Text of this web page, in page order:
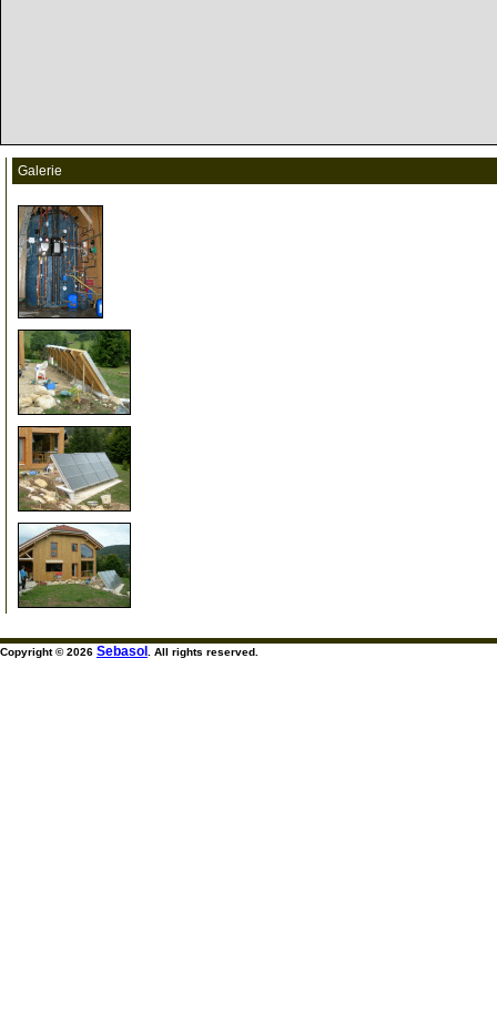
Galerie
Copyright © 2026 Sebasol . All rights reserved.